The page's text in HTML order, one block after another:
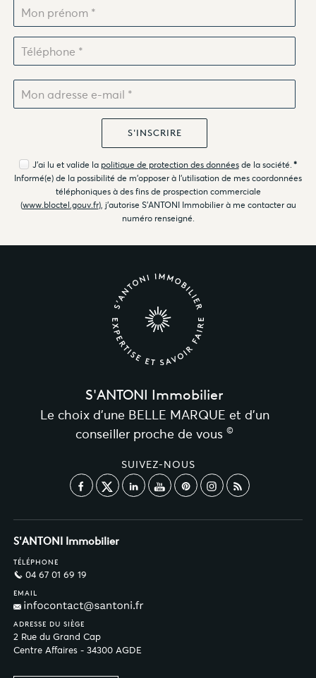
J'ai lu et valide la politique de protection des donnéesde la société. *
Informé(e) de la possibilité de m'opposer à l'utilisation de mes coordonnées
téléphoniques à des fins de prospection commerciale
(www.bloctel.gouv.fr), j'autorise S'ANTONI Immobilier à me contacter au
numéro renseigné.
S'ANTONI Immobilier
Le choix d’une BELLE MARQUE et d’un
conseiller proche de vous ©
SUIVEZ-NOUS
S'ANTONI Immobilier
TÉLÉPHONE
04 67 01 69 19
EMAIL
ADRESSE DU SIÈGE
2 Rue du Grand Cap
Centre Affaires - 34300 AGDE